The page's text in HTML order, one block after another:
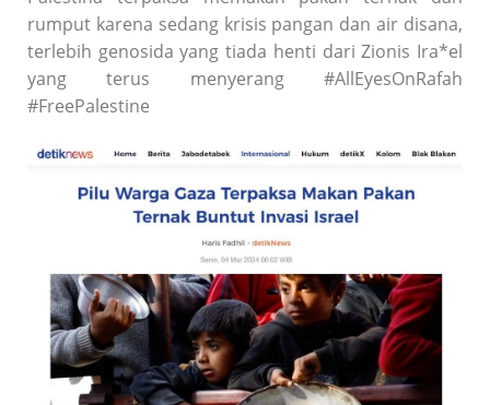
rumput karena sedang krisis pangan dan air disana,
terlebih genosida yang tiada henti dari Zionis Ira*el
yang terus menyerang #AllEyesOnRafah
#FreePalestine